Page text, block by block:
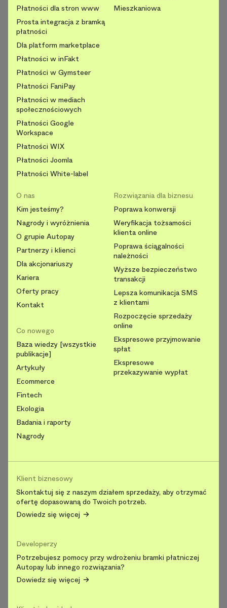
Płatności dla stron www
Prosta integracja z bramką
płatności
Dla platform marketplace
Płatności w inFakt
Płatności w Gymsteer
Płatności FaniPay
Płatności w mediach
społecznościowych
Płatności Google
Workspace
Płatności WIX
Płatności Joomla
Płatności White-label
Mieszkaniowa
O nas
Kim jesteśmy?
Nagrody i wyróżnienia
O grupie Autopay
Partnerzy i klienci
Dla akcjonariuszy
Kariera
Oferty pracy
Kontakt
Co nowego
Baza wiedzy [wszystkie
publikacje]
Artykuły
Ecommerce
Fintech
Ekologia
Badania i raporty
Nagrody
Rozwiązania dla biznesu
Poprawa konwersji
Weryfikacja tożsamości
klienta online
Poprawa ściągalności
należności
Wyższe bezpieczeństwo
transakcji
Lepsza komunikacja SMS
z klientami
Rozpoczęcie sprzedaży
online
Ekspresowe przyjmowanie
spłat
Ekspresowe
przekazywanie wypłat
Klient biznesowy
Skontaktuj się z naszym działem sprzedaży, aby otrzymać
ofertę dopasowaną do Twoich potrzeb.
Dowiedz się więcej
Developerzy
Potrzebujesz pomocy przy wdrożeniu bramki płatniczej
Autopay lub innego rozwiązania?
Dowiedz się więcej